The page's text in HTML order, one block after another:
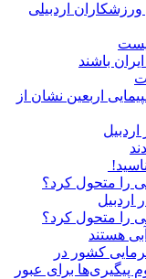
میلیونی برای ورزشکاران اردبیلی
باشند
اربعین نشان از
را متحول کرد؟
را متحول کرد؟
کشور در
برای عبور